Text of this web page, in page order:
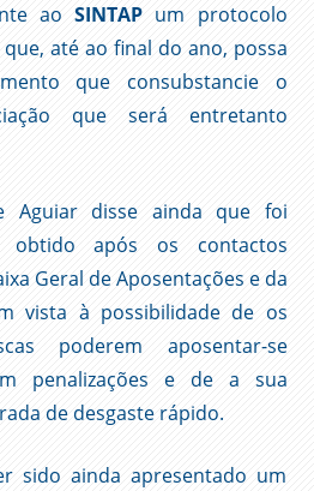
aoSINTAP um protocolo
até ao final do ano, possa
que consubstancie o
que será entretanto
Aguiar disse ainda que foi
após os contactos
Geral de Aposentações e da
vista à possibilidade de os
poderem aposentar-se
penalizações e de a sua
de desgaste rápido.
sido ainda apresentado um